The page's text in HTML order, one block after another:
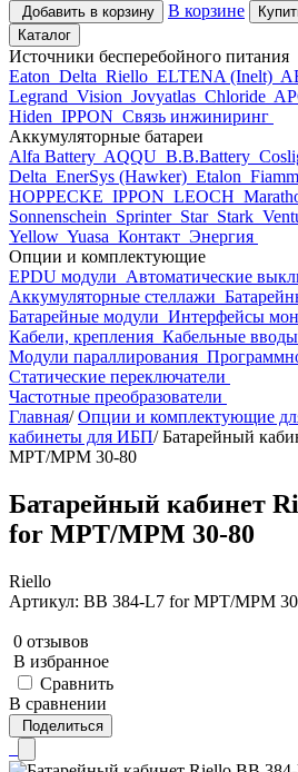
Добавить в корзину В корзине
Каталог
Источники бесперебойного питания
Eaton Delta Riello ELTENA (Inelt)
Legrand Vision Jovyatlas Chloride
Hiden IPPON Связь инжиниринг
Аккумуляторные батареи
Alfa Battery AQQU B.B.Battery
Delta EnerSys (Hawker) Etalon Fiamm
HOPPECKE IPPON LEOCH
Sonnenschein Sprinter Star Stark
Yellow Yuasa Контакт Энергия
Опции и комплектующие
EPDU модули Автоматические
Аккумуляторные стеллажи
Батарейные модули Интерфейсы
Кабели, крепления Кабельные вводы
Модули параллирования
Статические переключатели
Частотные преобразователи
Главная/ Опции и комплектующие
кабинеты для ИБП/ Батарейный
MPT/MPM 30-80
Батарейный кабинет
for MPT/MPM 30-80
Riello
Артикул: BB 384-L7 for MPT/MPM
0 отзывов
В избранное
Сравнить
В сравнении
Поделиться